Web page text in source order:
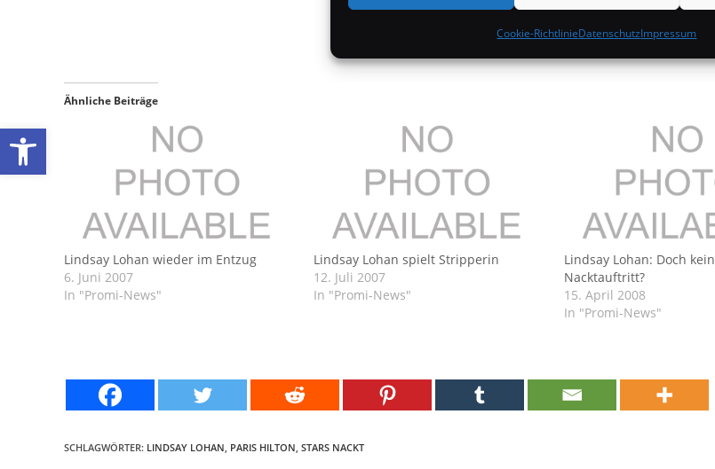
Werkzeugleiste öffnen
Cookie-RichtlinieDatenschutzImpressum
Ähnliche Beiträge
Lindsay Lohan wieder im Entzug
6. Juni 2007
In "Promi-News"
Lindsay Lohan spielt Stripperin
12. Juli 2007
In "Promi-News"
Lindsay Lohan: Doch kein
Nacktauftritt?
15. April 2008
In "Promi-News"
SCHLAGWÖRTER: LINDSAY LOHAN PARIS HILTON STARS NACKT